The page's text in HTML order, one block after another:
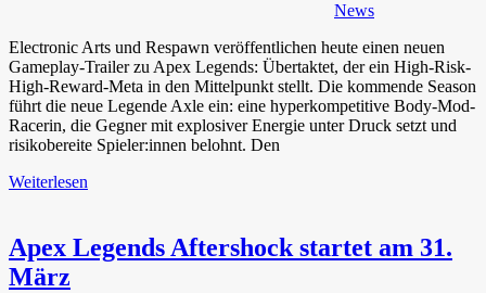
News
Electronic Arts und Respawn veröffentlichen heute einen neuen
Gameplay-Trailer zu Apex Legends: Übertaktet, der ein High-Risk-
High-Reward-Meta in den Mittelpunkt stellt. Die kommende Season
führt die neue Legende Axle ein: eine hyperkompetitive Body-Mod-
Racerin, die Gegner mit explosiver Energie unter Druck setzt und
risikobereite Spieler:innen belohnt. Den
Weiterlesen
Apex Legends Aftershock startet am 31.
März